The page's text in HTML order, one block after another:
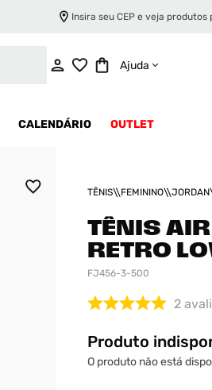
Insira seu CEP e veja
Ajuda
CALENDÁRIO OUTLET
TÊNIS FEMININO JORDAN
TÊNIS
RETRO
FJ456-3-500
2
Produto
O produto não está